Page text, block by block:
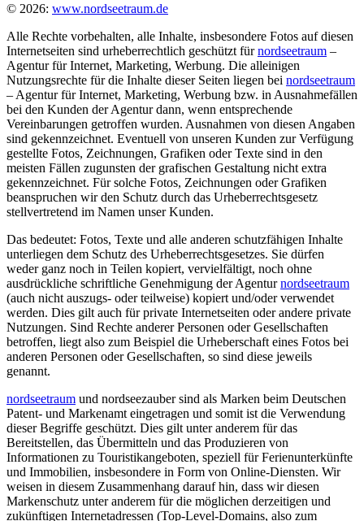
© 2026: www.nordseetraum.de
Alle Rechte vorbehalten, alle Inhalte, insbesondere Fotos auf diesen
Internetseiten sind urheberrechtlich geschützt fürnordseetraum –
Agentur für Internet, Marketing, Werbung. Die alleinigen
Nutzungsrechte für die Inhalte dieser Seiten liegen bei nordseetraum
– Agentur für Internet, Marketing, Werbung bzw. in Ausnahmefällen
bei den Kunden der Agentur dann, wenn entsprechende
Vereinbarungen getroffen wurden. Ausnahmen von diesen Angaben
sind gekennzeichnet. Eventuell von unseren Kunden zur Verfügung
gestellte Fotos, Zeichnungen, Grafiken oder Texte sind in den
meisten Fällen zugunsten der grafischen Gestaltung nicht extra
gekennzeichnet. Für solche Fotos, Zeichnungen oder Grafiken
beanspruchen wir den Schutz durch das Urheberrechtsgesetz
stellvertretend im Namen unser Kunden.
Das bedeutet: Fotos, Texte und alle anderen schutzfähigen Inhalte
unterliegen dem Schutz des Urheberrechtsgesetzes. Sie dürfen
weder ganz noch in Teilen kopiert, vervielfältigt, noch ohne
ausdrückliche schriftliche Genehmigung der Agenturnordseetraum
(auch nicht auszugs- oder teilweise) kopiert und/oder verwendet
werden. Dies gilt auch für private Internetseiten oder andere private
Nutzungen. Sind Rechte anderer Personen oder Gesellschaften
betroffen, liegt also zum Beispiel die Urheberschaft eines Fotos bei
anderen Personen oder Gesellschaften, so sind diese jeweils
genannt.
nordseetraum und nordseezauber sind als Marken beim Deutschen
Patent- und Markenamt eingetragen und somit ist die Verwendung
dieser Begriffe geschützt. Dies gilt unter anderem für das
Bereitstellen, das Übermitteln und das Produzieren von
Informationen zu Touristikangeboten, speziell für Ferienunterkünfte
und Immobilien, insbesondere in Form von Online-Diensten. Wir
weisen in diesem Zusammenhang darauf hin, dass wir diesen
Markenschutz unter anderem für die möglichen derzeitigen und
zukünftigen Internetadressen (Top-Level-Domains, also zum